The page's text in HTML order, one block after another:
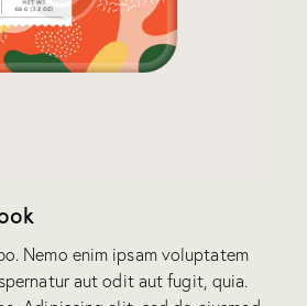
Nemo enim ipsam voluptatem
aut odit aut fugit, quia.